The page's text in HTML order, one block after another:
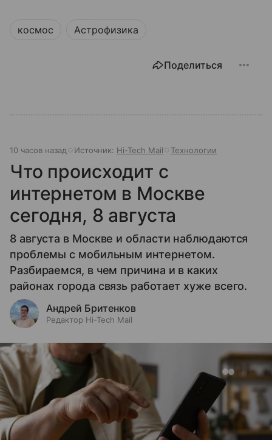
космос Астрофизика
Поделиться
10 часов назад Источник: Hi-Tech Mail Технологии
Что происходит с
интернетом в Москве
сегодня, 8 августа
8 августа в Москве и области наблюдаются
проблемы с мобильным интернетом.
Разбираемся, в чем причина и в каких
районах города связь работает хуже всего.
Андрей Бритенков
Редактор Hi-Tech Mail